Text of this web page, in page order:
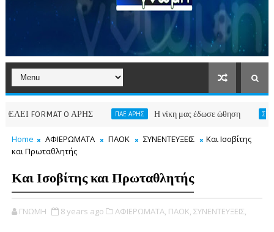
O ΑΡΗΣ ΠΑΕ ΑΡΗΣ Η νίκη μας έδωσε ώθηση ΣΑΒΒΑΣ
Home ΑΦΙΕΡΩΜΑΤΑ ΠΑΟΚ ΣΥΝΕΝΤΕΥΞΕΙΣ
Και Ισοβίτης
και Πρωταθλητής
Και Ισοβίτης και Πρωταθλητής
ΓΝΩΜΗ 8 years ago ΑΦΙΕΡΩΜΑΤΑ, ΠΑΟΚ, ΣΥΝΕΝΤΕΥΞΕΙΣ,